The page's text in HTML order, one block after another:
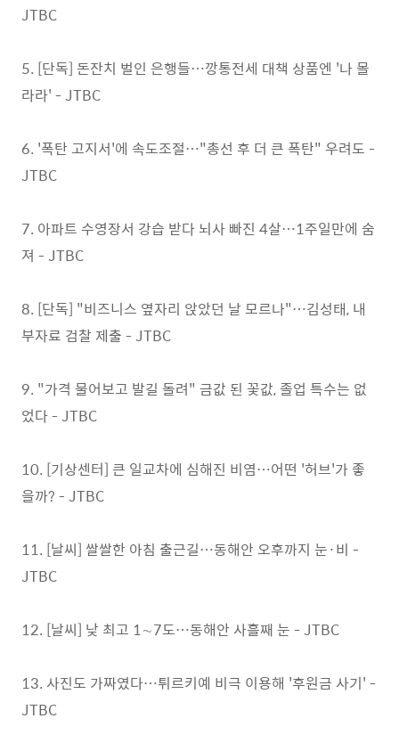
JTBC
5. [단독] 돈잔치 벌인 은행들…깡통전세 대책 상품엔 '나 몰
라라' - JTBC
6. '폭탄 고지서'에 속도조절…"총선 후 더 큰 폭탄" 우려도 -
JTBC
7. 아파트 수영장서 강습 받다 뇌사 빠진 4살…1주일만에 숨
져 - JTBC
8. [단독] "비즈니스 옆자리 앉았던 날 모르나"…김성태, 내
부자료 검찰 제출 - JTBC
9. "가격 물어보고 발길 돌려" 금값 된 꽃값, 졸업 특수는 없
었다 - JTBC
10. [기상센터] 큰 일교차에 심해진 비염…어떤 '허브'가 좋
을까? - JTBC
11. [날씨] 쌀쌀한 아침 출근길…동해안 오후까지 눈·비 -
JTBC
12. [날씨] 낮 최고 1∼7도…동해안 사흘째 눈 - JTBC
13. 사진도 가짜였다…튀르키예 비극 이용해 '후원금 사기' -
JTBC